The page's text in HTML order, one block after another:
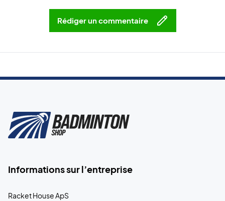
Rédiger un commentaire
Informations sur l’entreprise
Racket House ApS